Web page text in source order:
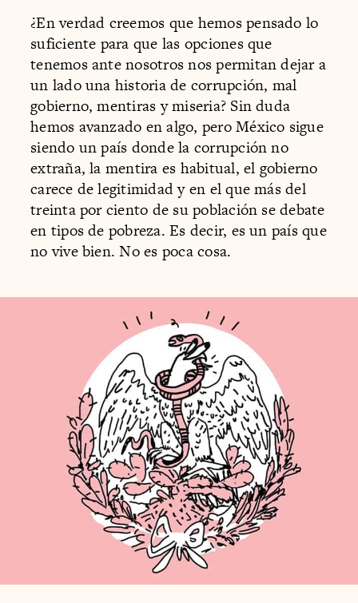
¿En verdad creemos que hemos pensado lo
suficiente para que las opciones que
tenemos ante nosotros nos permitan dejar a
un lado una historia de corrupción, mal
gobierno, mentiras y miseria? Sin duda
hemos avanzado en algo, pero México sigue
siendo un país donde la corrupción no
extraña, la mentira es habitual, el gobierno
carece de legitimidad y en el que más del
treinta por ciento de su población se debate
en tipos de pobreza. Es decir, es un país que
no vive bien. No es poca cosa.